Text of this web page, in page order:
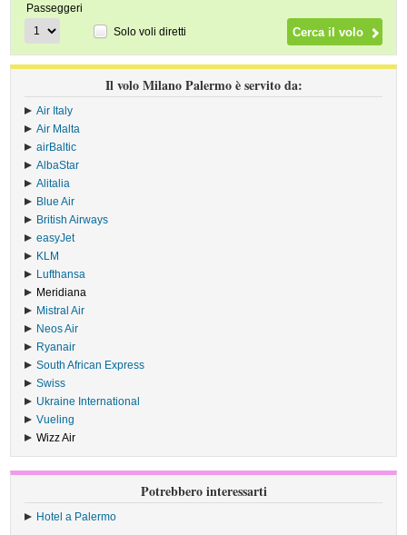
Passeggeri
Solo voli diretti
Il volo Milano Palermo è servito da:
Air Italy
Air Malta
airBaltic
AlbaStar
Alitalia
Blue Air
British Airways
easyJet
KLM
Lufthansa
Meridiana
Mistral Air
Neos Air
Ryanair
South African Express
Swiss
Ukraine International
Vueling
Wizz Air
Potrebbero interessarti
Hotel a Palermo